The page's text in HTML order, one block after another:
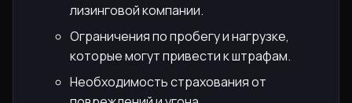
лизинговой компании.
Ограничения по пробегу и нагрузке,
которые могут привести к штрафам.
Необходимость страхования от